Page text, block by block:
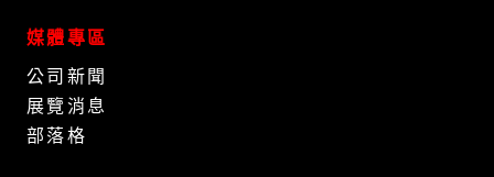
媒體專區
公司新聞
展覽消息
部落格